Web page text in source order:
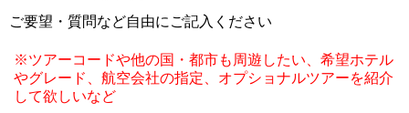
ご要望・質問など自由にご記入ください
※ツアーコードや他の国・都市も周遊したい、希望ホテル
やグレード、航空会社の指定、オプショナルツアーを紹介
して欲しいなど